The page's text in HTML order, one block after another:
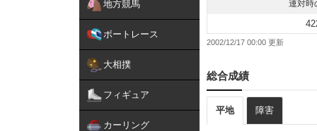
地方競馬
ボートレース
大相撲
フィギュア
カーリング
連対時
2002/12/17 00:00
総合成績
平地 障害